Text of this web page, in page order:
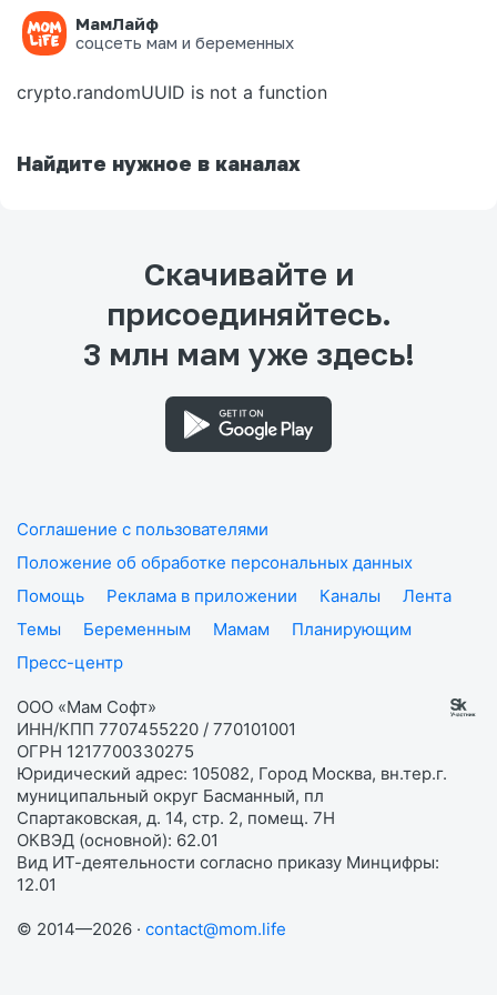
МамЛайф
соцсеть мам и беременных
Ошибка на странице
crypto.randomUUID is not a function
Найдите нужное в каналах
Скачивайте и
присоединяйтесь.
3 млн мам уже здесь!
Соглашение с пользователями
Положение об обработке персональных данных
Помощь
Реклама в приложении Каналы
Лента
Темы
Беременным Мамам
Планирующим
Пресс-центр
ООО «Мам Софт»
ИНН/КПП 7707455220 / 770101001
ОГРН 1217700330275
Юридический адрес: 105082, Город Москва, вн.тер.г.
муниципальный округ Басманный, пл
Спартаковская, д. 14, стр. 2, помещ. 7Н
ОКВЭД (основной): 62.01
Вид ИТ-деятельности согласно приказу Минцифры:
12.01
© 2014—2026 · contact@mom.life